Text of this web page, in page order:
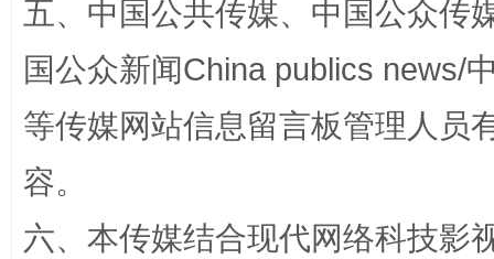
扯下公款旅游的“隐身衣” 如何以
五、中国公共传媒、中国公众传
国公众新闻China publics news/
等传媒网站信息留言板管理人员
容。
六、本传媒结合现代网络科技影